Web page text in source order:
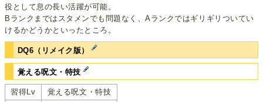
役として息の長い活躍が可能。
Bランクまではスタメンでも問題なく、Aランクではギリギリついてい
けるかどうかといったところ。
DQ6（リメイク版）
覚える呪文・特技
習得Lv
覚える呪文・特技